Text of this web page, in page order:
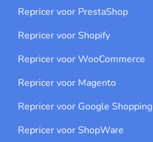
Repricer voor PrestaShop
Repricer voor Shopify
Repricer voor WooCommerce
Repricer voor Magento
Repricer voor Google Shopping
Repricer voor ShopWare